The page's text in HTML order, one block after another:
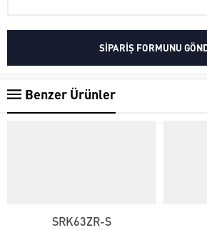
Benzer Ürünler
SRK63ZR-S